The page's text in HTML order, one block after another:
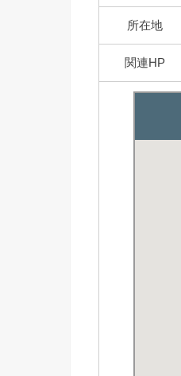
所在地
関連HP